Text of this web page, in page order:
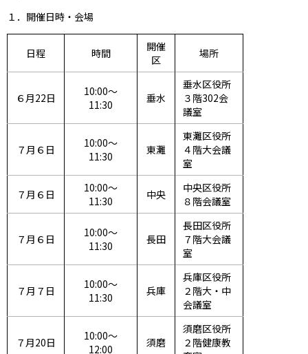
１．開催日時・会場
日程 時間
開催
区
場所
６月22日
10:00～
11:30
垂水
垂水区役所
３階302会
議室
７月６日
10:00～
11:30
東灘
東灘区役所
４階大会議
室
７月６日
10:00～
11:30
中央
中央区役所
８階会議室
７月６日
10:00～
11:30
長田
長田区役所
７階大会議
室
７月７日
10:00～
11:30
兵庫
兵庫区役所
２階大・中
会議室
７月20日
10:00～
12:00
須磨
須磨区役所
２階健康教